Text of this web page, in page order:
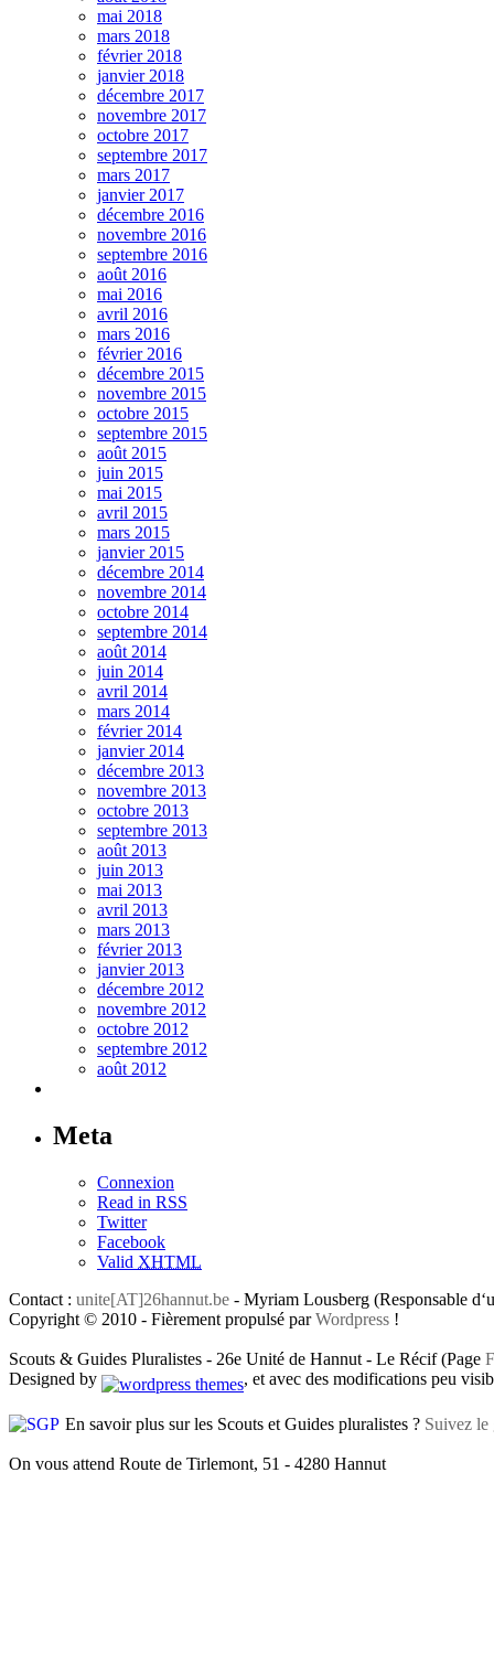
mai 2018
mars 2018
février 2018
janvier 2018
décembre 2017
novembre 2017
octobre 2017
septembre 2017
mars 2017
janvier 2017
décembre 2016
novembre 2016
septembre 2016
août 2016
mai 2016
avril 2016
mars 2016
février 2016
décembre 2015
novembre 2015
octobre 2015
septembre 2015
août 2015
juin 2015
mai 2015
avril 2015
mars 2015
janvier 2015
décembre 2014
novembre 2014
octobre 2014
septembre 2014
août 2014
juin 2014
avril 2014
mars 2014
février 2014
janvier 2014
décembre 2013
novembre 2013
octobre 2013
septembre 2013
août 2013
juin 2013
mai 2013
avril 2013
mars 2013
février 2013
janvier 2013
décembre 2012
novembre 2012
octobre 2012
septembre 2012
août 2012
Meta
Connexion
Read in RSS
Twitter
Facebook
Valid XHTML
Contact : unite[AT]26hannut.be - Myriam Lousberg (Responsable
Copyright © 2010 - Fièrement propulsé parWordpress !
Scouts & Guides Pluralistes - 26e Unité de Hannut - Le Récif (Page
Designed by
, et avec des modifications peu
En savoir plus sur les Scouts et Guides pluralistes ? Suivez le
On vous attend Route de Tirlemont, 51 - 4280 Hannut